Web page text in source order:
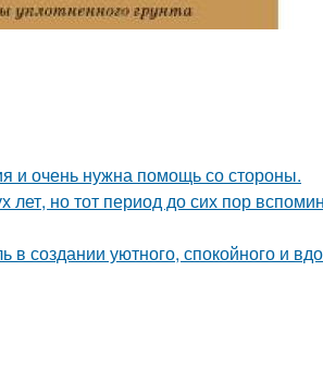
и очень нужна помощь со стороны.
но тот период до сих пор
в создании уютного, спокойного и